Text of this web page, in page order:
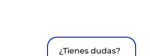
¿Tienes dudas?